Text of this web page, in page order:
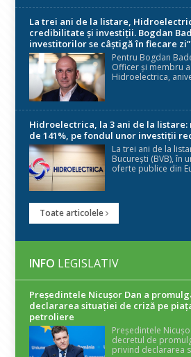
La trei ani de la listare,
credibilitate și investiții. Bogdan
investitorilor se câștigă în fiecare zi”
Pentru Bogdan
Officer și membru
Hidroelectrica,
Hidroelectrica, la 3 ani de la
de 141%, pe fondul unor investiții
La trei ani de la
București (BVB), în
oferte publice din
Toate articolele
INFO LEGISLATIV
Președintele Nicuşor Dan a
declararea situaţiei de criză pe
petroliere
Președintele
decretul de
privind declararea